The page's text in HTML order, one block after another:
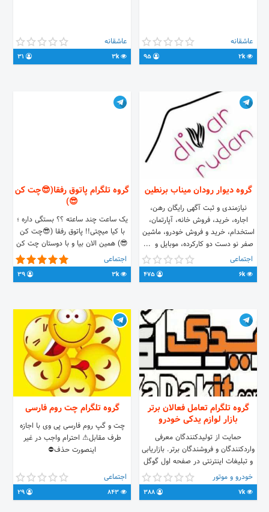
عاشقانه
2k
عاشقانه
3k
گروه دیوار رودان میناب برنطین
نیازمندی‌ و ثبت آگهی رایگان رهن،
اجاره، خرید، فروش خانه، آپارتمان،
استخدام، خرید و فروش خودرو، ماشین
صفر نو دست دو کارکرده، موبایل و ...
در رودان میناب و برنطین
https://t.me/joinchat/F8vC50KXtsSgggzXCZX6Iw
اجتماعی
6k
گروه تلگرام پاتوق رفقا(😎چت کن
😎)
یک ساعت چند ساعته ؟؟ بستگی داره ؛
با کیا میچتی!! پاتوق رفقا (😎چت کن
😎) همین الان بیا و با دوستان چت کن
و خوش باش
اجتماعی
3k
گروه تلگرام تعامل فعالان برتر
بازار لوازم یدکی خودرو
حمایت از تولیدکنندگان معرفی
واردکنندگان و فروشندگان برتر. بازاریابی
و تبلیغات اینترنتی در صفحه اول گوگل
با یدک آی تی،تبلیغاتی پایدار=در
گوگل،جایگاهی ماندگار ادمین:
@tejarateityadakit yadakIT.com
خودرو و موتور
7k
گروه تلگرام چت روم فارسی
چت و گپ روم فارسی پی وی با اجازه
طرف مقابل⚠ احترام واجب در غیر
اینصورت حذف⛔️
اجتماعی